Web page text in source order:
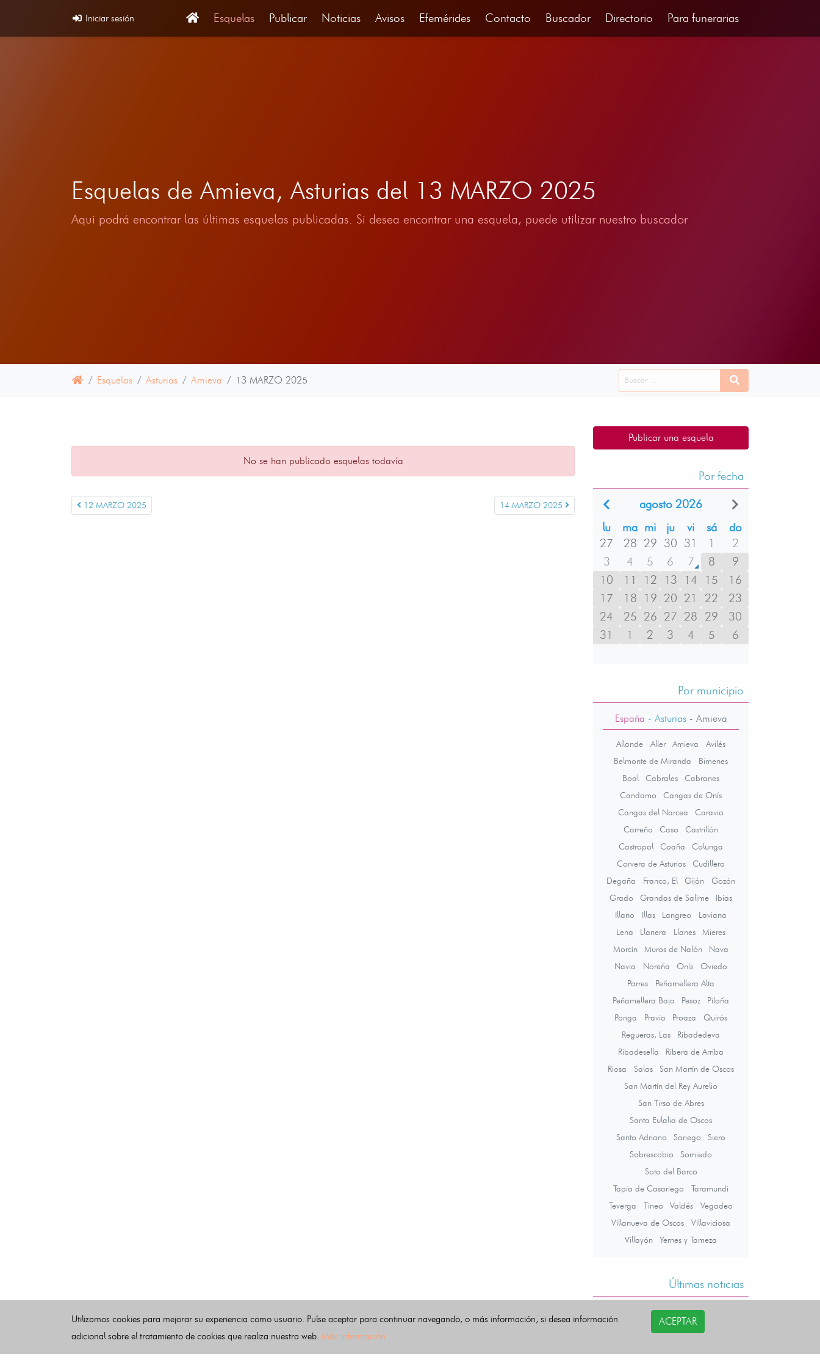
Iniciar sesión Esquelas Publicar Noticias Avisos Efemérides Contacto Buscador Directorio Para funerarias
Esquelas de Amieva, Asturias del 13 MARZO 2025
Aqui podrá encontrar las últimas esquelas publicadas. Si desea encontrar una esquela, puede utilizar nuestro buscador
Esquelas Asturias Amieva 13 MARZO 2025
No se han publicado esquelas todavía
12 MARZO 2025 14 MARZO 2025
Publicar una esquela
Por fecha
agosto 2026
lu
ma mi ju vi sá
do
27
28 29 30 31 1
2
3
4 5 6 7 8
9
10
11 12 13 14 15
16
17
18 19 20 21 22
23
24
25 26 27 28 29
30
31
1 2 3 4 5 6
Por municipio
España - Asturias- Amieva
Allande Aller Amieva
Avilés
Belmonte de Miranda
Bimenes
Boal
Cabrales
Cabranes
Candamo
Cangas de Onís
Cangas del Narcea
Caravia
Carreño
Caso
Castrillón
Castropol
Coaña
Colunga
Corvera de Asturias
Cudillero
Degaña
Franco, El Gijón
Gozón
Grado
Grandas de Salime
Ibias
Illano
Illas Langreo
Laviana
Lena
Llanera Llanes
Mieres
Morcín
Muros de Nalón
Nava
Navia
Noreña Onís
Oviedo
Parres
Peñamellera Alta
Peñamellera Baja
Pesoz
Piloña
Ponga
Pravia Proaza
Quirós
Regueras, Las
Ribadedeva
Ribadesella
Ribera de Arriba
Riosa
Salas
San Martín de Oscos
San Martín del Rey Aurelio
San Tirso de Abres
Santa Eulalia de Oscos
Santo Adriano
Sariego
Siero
Sobrescobio
Somiedo
Soto del Barco
Tapia de Casariego
Taramundi
Teverga
Tineo Valdés
Vegadeo
Villanueva de Oscos
Villaviciosa
Villayón
Yernes y Tameza
Últimas noticias
Utilizamos cookies para mejorar su experiencia como usuario. Pulse aceptar para continuar navegando, o más información, si desea información
adicional sobre el tratamiento de cookies que realiza nuestra web. Más información
ACEPTAR